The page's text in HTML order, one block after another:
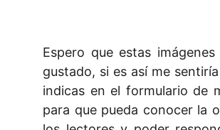
Espero que estas
gustado, si es así me
indicas en el formulario de
para que pueda conocer la